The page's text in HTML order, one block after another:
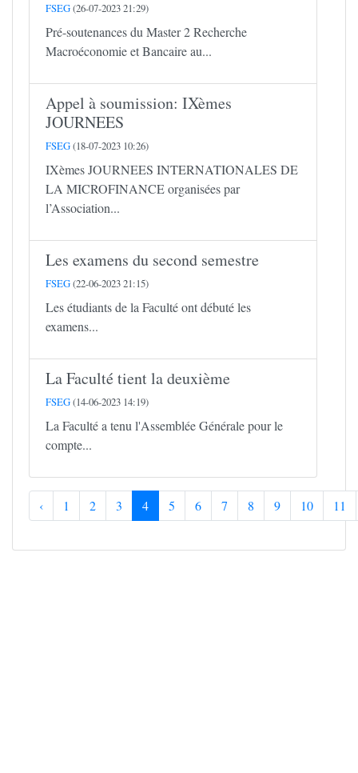
FSEG(26-07-2023 21:29)
Pré-soutenances du Master 2 Recherche
Macroéconomie et Bancaire au...
Appel à soumission: IXèmes
JOURNEES
FSEG(18-07-2023 10:26)
IXèmes JOURNEES INTERNATIONALES DE
LA MICROFINANCE organisées par
l’Association...
Les examens du second semestre
FSEG(22-06-2023 21:15)
Les étudiants de la Faculté ont débuté les
examens...
La Faculté tient la deuxième
FSEG(14-06-2023 14:19)
La Faculté a tenu l'Assemblée Générale pour le
compte...
‹ 1 2 3 4 5 6 7 8 9 10 11